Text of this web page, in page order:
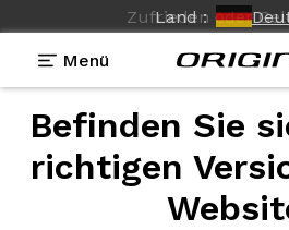
Zufrieden oder
Land :
Menü
Befinden Sie
richtigen
PflegeIhres
Garantie